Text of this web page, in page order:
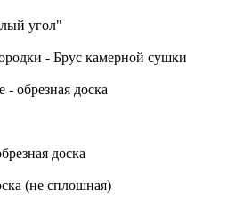
угол"
- Брус камерной сушки
обрезная доска
доска
(не сплошная)